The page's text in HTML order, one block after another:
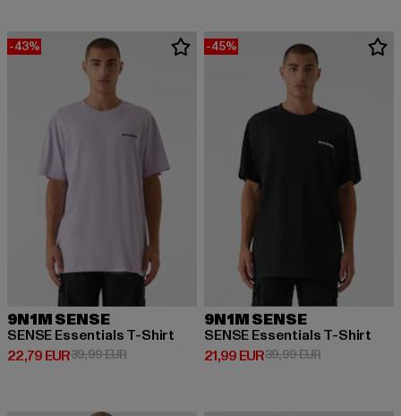
-43%
9N1M SENSE
SENSE Essentials T-Shirt
22,79 EUR
Derzeitiger Preis: 22,79 EUR
39,99 EURAktionspreis: 39,99 EUR
-45%
9N1M SENSE
SENSE Essentials T-Shirt
21,99 EUR
Derzeitiger Preis: 21,99 EUR
39,99 EURAktionspreis: